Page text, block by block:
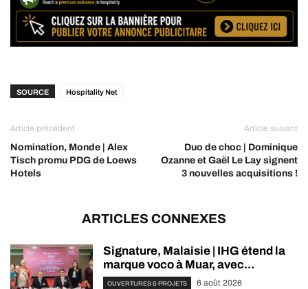
SOURCE Hospitality Net
Article précédent
Nomination, Monde | Alex
Tisch promu PDG de Loews
Hotels
Article suivant
Duo de choc | Dominique
Ozanne et Gaël Le Lay signent
3 nouvelles acquisitions !
ARTICLES CONNEXES
Signature, Malaisie | IHG étend la
marque voco à Muar, avec...
OUVERTURES & PROJETS 6 août 2026